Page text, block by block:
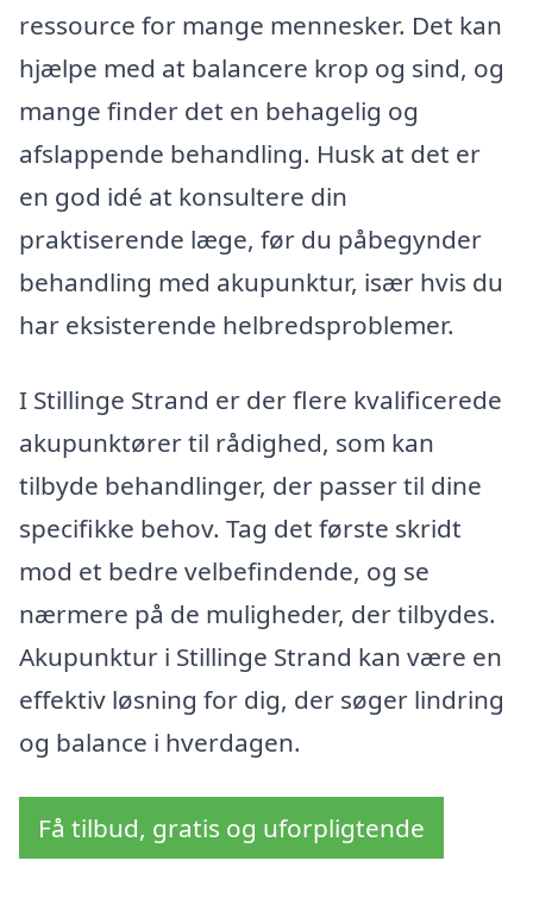
ressource for mange mennesker. Det kan
hjælpe med at balancere krop og sind, og
mange finder det en behagelig og
afslappende behandling. Husk at det er
en god idé at konsultere din
praktiserende læge, før du påbegynder
behandling med akupunktur, især hvis du
har eksisterende helbredsproblemer.
I Stillinge Strand er der flere kvalificerede
akupunktører til rådighed, som kan
tilbyde behandlinger, der passer til dine
specifikke behov. Tag det første skridt
mod et bedre velbefindende, og se
nærmere på de muligheder, der tilbydes.
Akupunktur i Stillinge Strand kan være en
effektiv løsning for dig, der søger lindring
og balance i hverdagen.
Få tilbud, gratis og uforpligtende